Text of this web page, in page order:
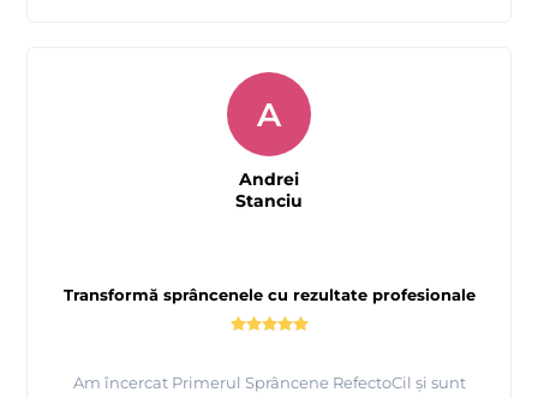
Transformă sprâncenele cu rezultate profesionale
Am încercat Primerul Sprâncene RefectoCil și sunt
A
Andrei
Stanciu